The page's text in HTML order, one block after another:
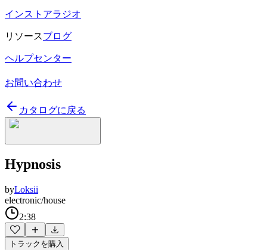
インストアラジオ
リソースブログ
ヘルプセンター
お問い合わせ
カタログに戻る
Hypnosis
byLoksii
electronic/house
2:38
トラックを購入